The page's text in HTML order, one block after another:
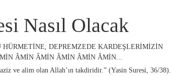
Nasıl Olacak
DEPREMZEDE KARDEŞLERİMİZİN
ÂMİN ÂMİN ÂMİN ÂMİN ÂMİN...
ve alim olan Allah’ın takdiridir.” (Yasin Suresi, 36/38).